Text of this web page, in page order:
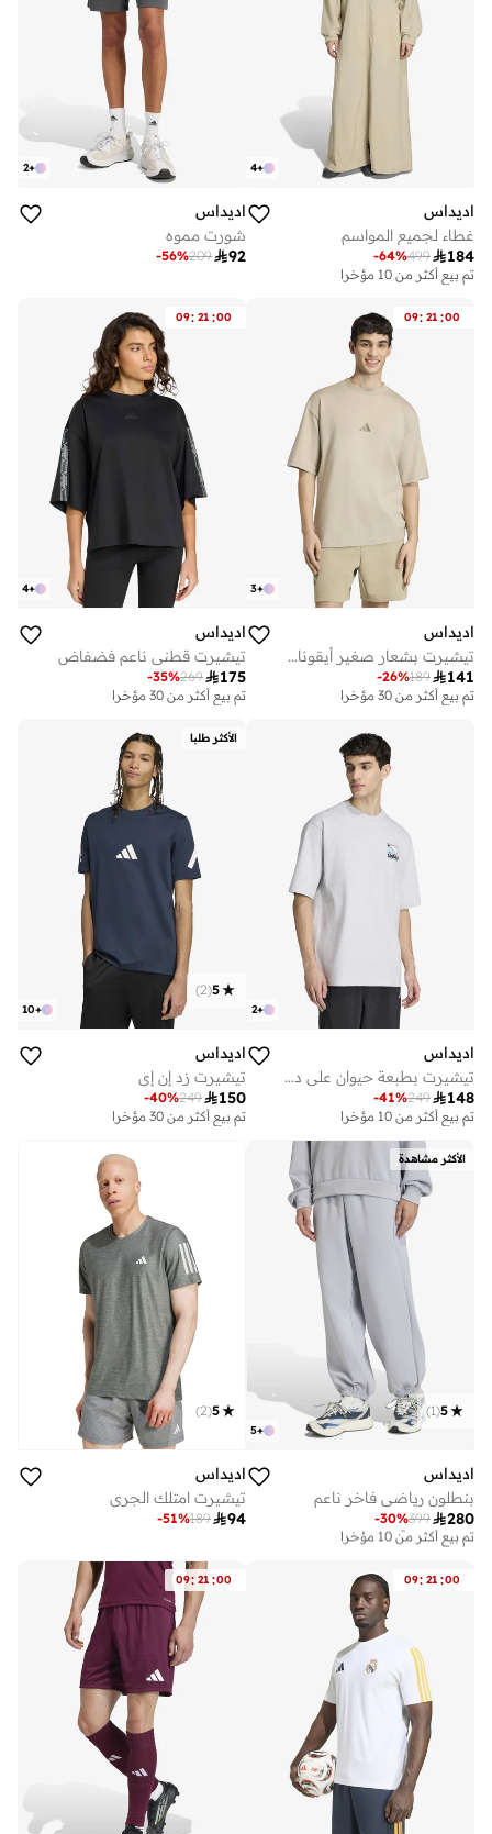
+
4
اديداس
غطاء لجميع المواسم
184
499
-64%
تم بيع أكثر من 10 مؤخرا
+
2
اديداس
شورت مموه
92
209
-56%
09: 21 :00
+
3
اديداس
تيشيرت بشعار صغير أيقونات المستقبل
141
189
-26%
تم بيع أكثر من 30 مؤخرا
09: 21 :00
+
4
اديداس
تيشيرت قطني ناعم فضفاض
175
269
-35%
تم بيع أكثر من 30 مؤخرا
+
2
اديداس
تيشيرت بطبعة حيوان على دراجة
148
249
-41%
تم بيع أكثر من 10 مؤخرا
الأكثر طلبا
+
10
5
(
2
)
اديداس
تيشيرت زد إن إي
150
249
-40%
تم بيع أكثر من 30 مؤخرا
الأكثر مشاهدة
+
5
5
(
1
)
اديداس
بنطلون رياضي فاخر ناعم
280
399
-30%
توصيل مجاني
تم بيع أكثر من 10 مؤخرا
5
(
2
)
اديداس
تيشيرت امتلك الجري
94
189
-51%
09: 21 :00
09: 21 :00